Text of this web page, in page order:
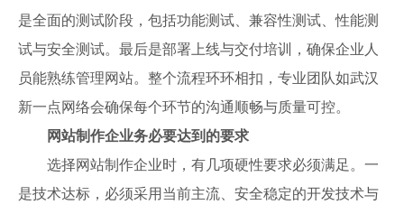
是全面的测试阶段，包括功能测试、兼容性测试、性能测
试与安全测试。最后是部署上线与交付培训，确保企业人
员能熟练管理网站。整个流程环环相扣，专业团队如武汉
新一点网络会确保每个环节的沟通顺畅与质量可控。
网站制作企业务必要达到的要求
选择网站制作企业时，有几项硬性要求必须满足。一
是技术达标，必须采用当前主流、安全稳定的开发技术与